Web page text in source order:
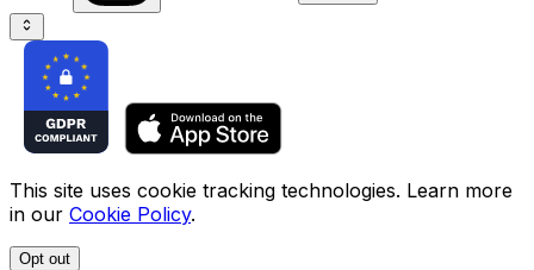
This site uses cookie tracking technologies. Learn more
in our Cookie Policy.
Opt out